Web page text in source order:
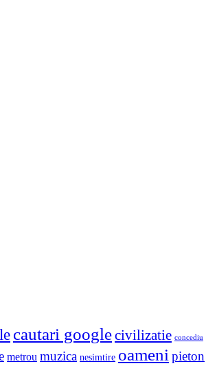
cautari googlecivilizatie concediu
metrou muzica nesimtire oameni pieton